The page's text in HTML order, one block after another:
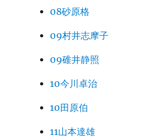
08砂原格
09村井志摩子
09碓井静照
10今川卓治
10田原伯
11山本達雄